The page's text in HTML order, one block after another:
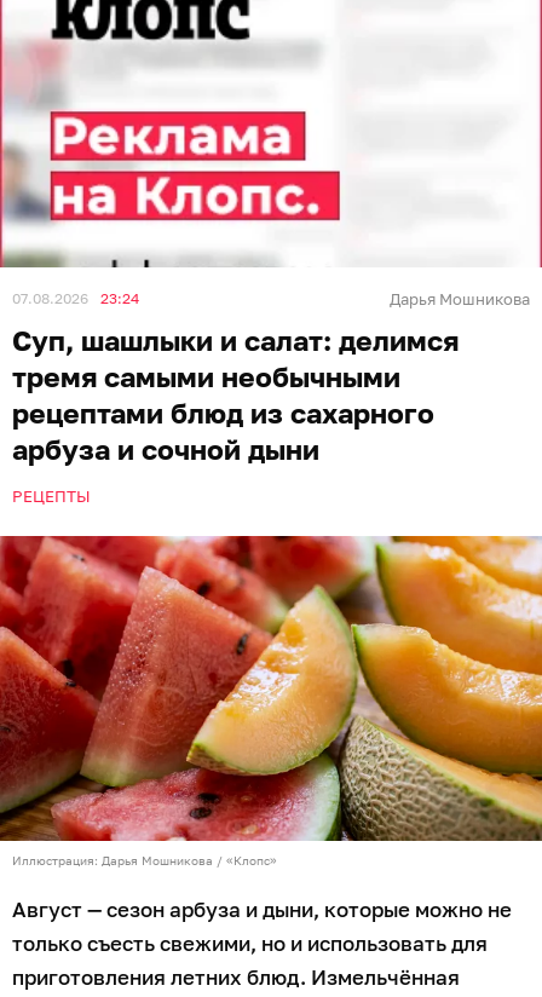
07.08.2026 23:24 Дарья Мошникова
Суп, шашлыки и салат: делимся
тремя самыми необычными
рецептами блюд из сахарного
арбуза и сочной дыни
РЕЦЕПТЫ
Иллюстрация: Дарья Мошникова / «Клопс»
Август — сезон арбуза и дыни, которые можно не
только съесть свежими, но и использовать для
приготовления летних блюд. Измельчённая